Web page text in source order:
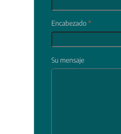
Encabezado *
Su mensaje